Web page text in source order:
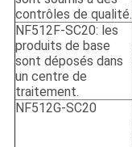
contrôles de qualité.
NF512F-SC20: les
produits de base
sont déposés dans
un centre de
traitement.
NF512G-SC20